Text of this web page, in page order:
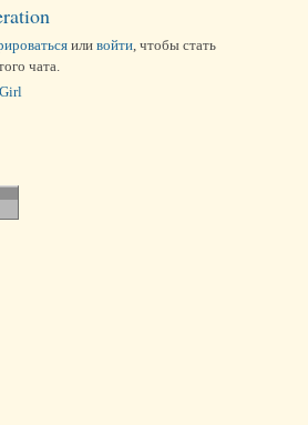
или войти , чтобы стать
чата.